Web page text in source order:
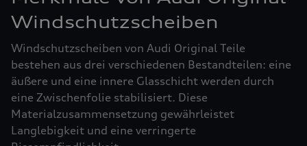
Windschutzscheiben
Windschutzscheiben von Audi Original Teile
bestehen aus drei verschiedenen Bestandteilen: eine
äußere und eine innere Glasschicht werden durch
eine Zwischenfolie stabilisiert. Diese
Materialzusammensetzung gewährleistet
Langlebigkeit und eine verringerte